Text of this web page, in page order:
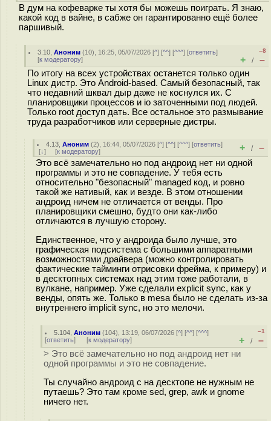
В дум на кофеварке ты хотя бы можешь поиграть. Я знаю,
какой код в вайне, в сабже он гарантированно ещё более
паршивый.
3.10 ,Аноним (10), 16:25, 05/07/2026 [^] [^^] [^^^] [ответить]
[к модератору]
–8
+ / –
По итогу на всех устройствах останется только один
Linux дистр. Это Android-based. Самый безопасный, так
что недавний шквал дыр даже не коснулся их. С
планировщики процессов и io заточенными под людей.
Только root доступ дать. Все остальное это размывание
труда разработчиков или серверные дистры.
4.13 ,Аноним (2), 16:44, 05/07/2026 [^] [^^] [^^^] [ответить]
[↓] [к модератору] + / –
Это всё замечательно но под андроид нет ни одной
программы и это не совпадение. У тебя есть
относительно "безопасный" managed код, и ровно
такой же нативый, как и везде. В этом отношении
андроид ничем не отличается от венды. Про
планировщики смешно, будто они как-либо
отличаются в лучшую сторону.
Единственное, что у андроида было лучше, это
графическая подсистема с большими аппаратными
возможностями драйвера (можно контролировать
фактические тайминги отрисовки фрейма, к примеру) и
в десктопных системах над этим тоже работали, в
вулкане, например. Уже сделали explicit sync, как у
венды, опять же. Только в mesa было не сделать из-за
внутреннего implicit sync, но это мелочи.
5.104 ,Аноним (104), 13:19, 06/07/2026 [^] [^^] [^^^]
[ответить] [к модератору]
–1
+ / –
> Это всё замечательно но под андроид нет ни
одной программы и это не совпадение.
Ты случайно андроид с на десктопе не нужным не
путаешь? Это там кроме sed, grep, awk и gnome
ничего нет.